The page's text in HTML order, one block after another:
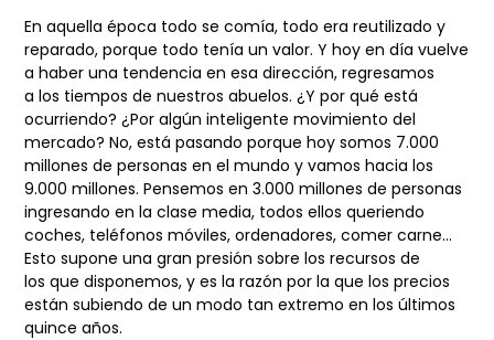
En aquella época todo se comía, todo era reutilizado y
reparado, porque todo teníaun valor. Y hoy en día vuelve
a haber una tendencia en esa dirección, regresamos
alos tiempos de nuestros abuelos. ¿Y por qué está
ocurriendo? ¿Por algún inteligentemovimiento del
mercado? No, está pasando porque hoy somos 7.000
millones depersonas en el mundo y vamos hacia los
9.000 millones. Pensemos en 3.000 millones depersonas
ingresando en la clase media, todos ellos queriendo
coches, teléfonos móviles,ordenadores, comer carne…
Esto supone una gran presión sobre los recursos de
losque disponemos, y es la razón por la que los precios
están subiendo de un modo tanextremo en los últimos
quince años.